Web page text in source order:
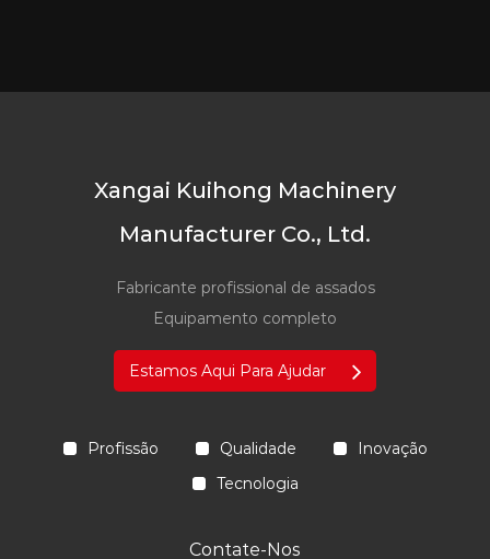
Xangai Kuihong Machinery
Manufacturer Co., Ltd.
Fabricante profissional de assados
Equipamento completo
Estamos Aqui Para Ajudar
Profissão Qualidade
Inovação
Tecnologia
Contate-Nos